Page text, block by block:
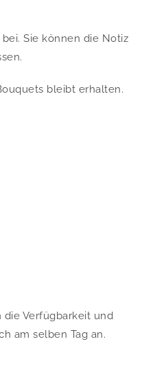
Sie können die Notiz
bleibt erhalten.
die Verfügbarkeit und
am selben Tag an.